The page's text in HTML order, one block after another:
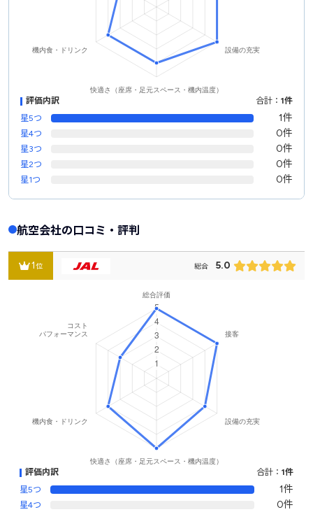
評価内訳 合計： 1件
星5つ
1件
星4つ 0件
星3つ 0件
星2つ 0件
星1つ 0件
航空会社の口コミ・評判
1位 総合 5.0
評価内訳 合計： 1件
星5つ
1件
星4つ 0件